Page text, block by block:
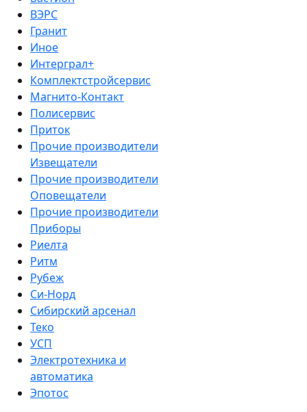
ВЭРС
Гранит
Иное
Интерграл+
Комплектстройсервис
Магнито-Контакт
Полисервис
Приток
Прочие производители
Извещатели
Прочие производители
Оповещатели
Прочие производители
Приборы
Риелта
Ритм
Рубеж
Си-Норд
Сибирский арсенал
Теко
УСП
Электротехника и
автоматика
Эпотос